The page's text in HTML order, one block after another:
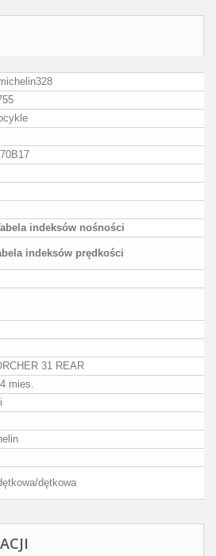
indeksów nośności
indeksów prędkości
31 REAR
mies.
dętkowa